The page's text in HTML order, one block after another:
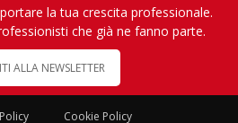
la tua crescita professionale.
che già ne fanno parte.
ALLA NEWSLETTER
Cookie Policy